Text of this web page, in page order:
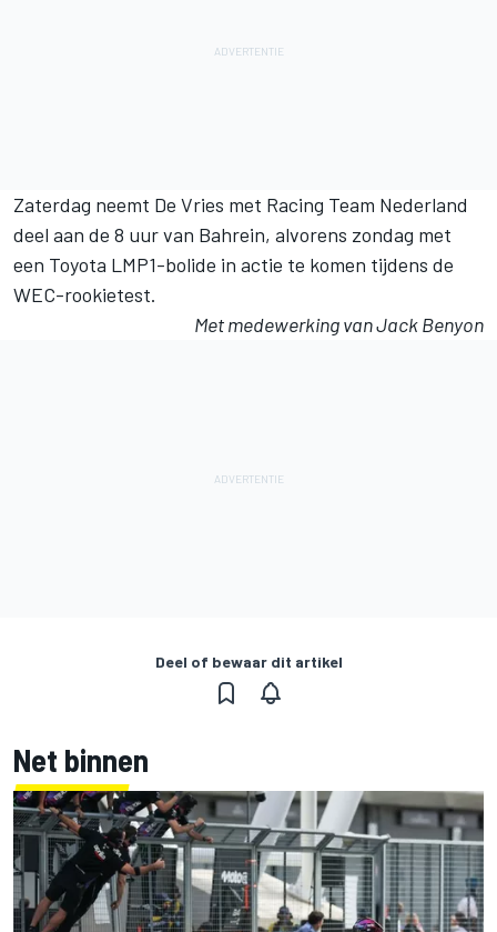
Zaterdag neemt De Vries met Racing Team Nederland
deel aan de 8 uur van Bahrein, alvorens zondag met
een Toyota LMP1-bolide in actie te komen tijdens de
WEC-rookietest.
Met medewerking van Jack Benyon
Deel of bewaar dit artikel
Net binnen